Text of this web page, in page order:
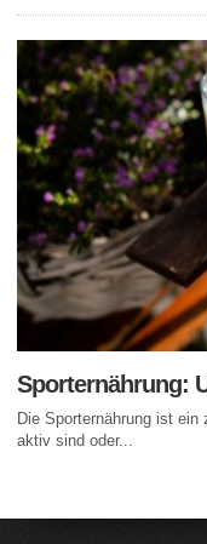
Sporternährung:
Die Sporternährung ist
aktiv sind oder...